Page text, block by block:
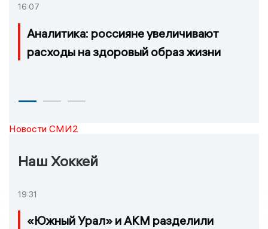
16:07
Аналитика: россияне увеличивают
расходы на здоровый образ жизни
Новости СМИ2
Наш Хоккей
19:31
«Южный Урал» и АКМ разделили